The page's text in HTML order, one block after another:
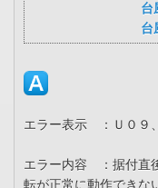
台
台
エラー表示 ：Ｕ０９
エラー内容 ：据付直
転が正常に動作できな